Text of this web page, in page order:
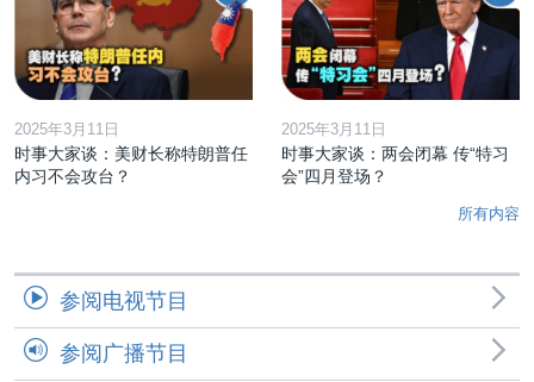
2025年3月11日
时事大家谈：美财长称特朗普任
内习不会攻台？
2025年3月11日
时事大家谈：两会闭幕 传“特习
会”四月登场？
所有内容
参阅电视节目
参阅广播节目